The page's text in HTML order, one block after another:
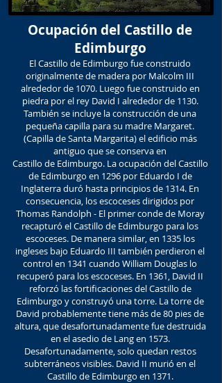
Ocupación del Castillo de
Edimburgo
El Castillo de Edimburgo fue construido
originalmente de madera por Malcolm III
alrededor de 1070. Luego fue construido en
piedra por el rey David I alrededor de 1130.
También se incluye la construcción de una
pequeña capilla para su madre Margaret.
(Capilla de Santa Margarita) el edificio más
antiguo que se conserva en
Castillo de Edimburgo. La ocupación del Castillo
de Edimburgo en 1296 por Eduardo I de
Inglaterra duró hasta principios de 1314. En
consecuencia, los escoceses dirigidos por
Thomas Randolph - El primer conde de Moray
recapturó el Castillo de Edimburgo para los
escoceses. De manera similar, en 1335 los
ingleses bajo Eduardo III también perdieron el
control en 1341 cuando William Douglas lo
recuperó para los escoceses. En 1361, David II
reforzó las fortificaciones del Castillo de
Edimburgo y construyó una torre. La torre de
David probablemente tiene más de 80 pies de
altura, que desafortunadamente fue destruida
en el asedio de Lang en 1573.
Desafortunadamente, solo quedan restos
subterráneos visibles. David II murió en el
Castillo de Edimburgo en 1371.